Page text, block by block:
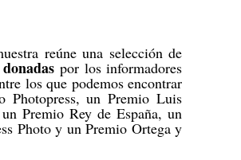
reúne una selección de
donadas por los informadores
los que podemos encontrar
Photopress, un Premio Luis
Premio Rey de España, un
Photo y un Premio Ortega y